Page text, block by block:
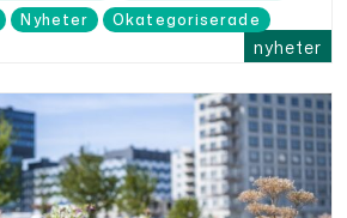
nyheter
Nyheter Okategoriserade